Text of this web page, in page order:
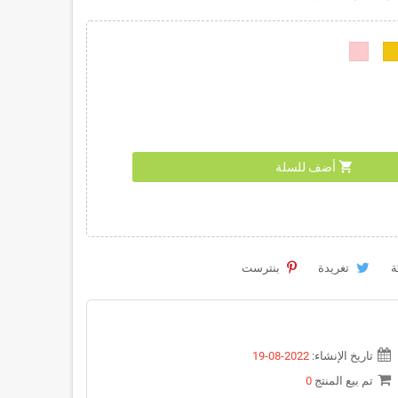
shopping_cart أضف للسلة
تغريدة بنترست
تاريخ الإنشاء:2022-08-19
تم بيع المنتج0